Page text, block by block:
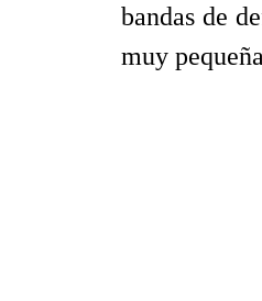
bandas de
muy